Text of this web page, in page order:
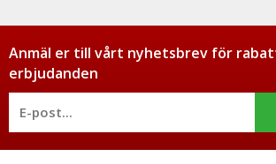
Anmäl er till vårt nyhetsbrev för
erbjudanden